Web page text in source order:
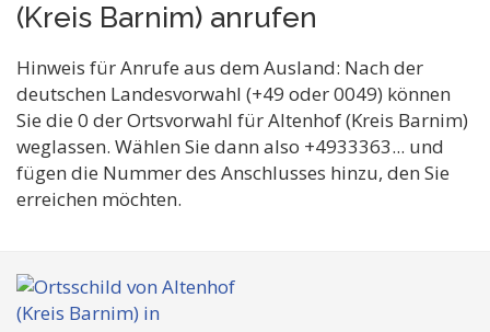
(Kreis Barnim) anrufen
Hinweis für Anrufe aus dem Ausland: Nach der
deutschen Landesvorwahl (+49 oder 0049) können
Sie die 0 der Ortsvorwahl für Altenhof (Kreis Barnim)
weglassen. Wählen Sie dann also +4933363... und
fügen die Nummer des Anschlusses hinzu, den Sie
erreichen möchten.